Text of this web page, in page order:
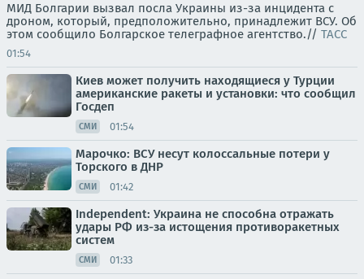
МИД Болгарии вызвал посла Украины из-за инцидента с
дроном, который, предположительно, принадлежит ВСУ. Об
этом сообщило Болгарское телеграфное агентство.// ТАСС
01:54
Киев может получить находящиеся у Турции
американские ракеты и установки: что сообщил
Госдеп
СМИ 01:54
Марочко: ВСУ несут колоссальные потери у
Торского в ДНР
СМИ 01:42
Independent: Украина не способна отражать
удары РФ из-за истощения противоракетных
систем
СМИ 01:33